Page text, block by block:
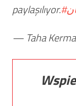
paylaşılıyor.
— Taha